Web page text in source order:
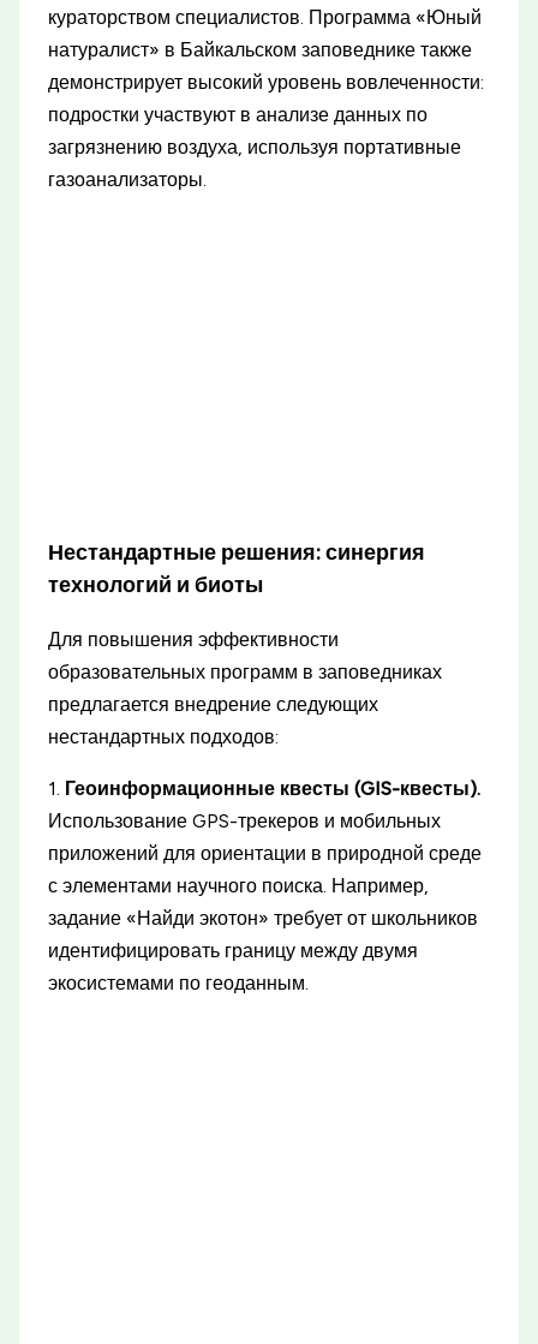
кураторством специалистов. Программа «Юный
натуралист» в Байкальском заповеднике также
демонстрирует высокий уровень вовлеченности:
подростки участвуют в анализе данных по
загрязнению воздуха, используя портативные
газоанализаторы.
Нестандартные решения: синергия
технологий и биоты
Для повышения эффективности
образовательных программ в заповедниках
предлагается внедрение следующих
нестандартных подходов:
1. Геоинформационные квесты (GIS-квесты).
Использование GPS-трекеров и мобильных
приложений для ориентации в природной среде
с элементами научного поиска. Например,
задание «Найди экотон» требует от школьников
идентифицировать границу между двумя
экосистемами по геоданным.